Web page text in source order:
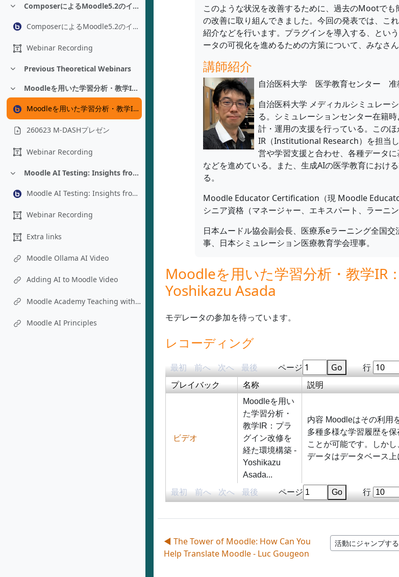
折りたたむ ComposerによるMoodle5.2のインストールと管理 - Adam Jenkins
ComposerによるMoodle5.2のインストールと管理 - Adam Jenkins
Webinar Recording
折りたたむ
Previous Theoretical Webinars
折りたたむ Moodleを用いた学習分析・教学IR：プラグイン改修を経た環境構築 - Yoshikazu Asada
Moodleを用いた学習分析・教学IR：プラグイン改修を経た環境構築 - Yoshikazu Asada
260623 M-DASHプレゼン
Webinar Recording
折りたたむ Moodle AI Testing: Insights from an Instructional Designer’s Perspective - Chad Bousley
Moodle AI Testing: Insights from an Instructional Designer’s Perspective - Chad Bousley
Webinar Recording
Extra links
Moodle Ollama AI Video
Adding AI to Moodle Video
Moodle Academy Teaching with AI Course
Moodle AI Principles
このような状況を改善するために、過去のMootで
の改善に取り組んできました。今回の発表では、こ
紹介などを行います。プラグインを導入する、とい
ータの可視化を進めるための方策について、みなさ
講師紹介
自治医科大学 医学教育センター 准
自治医科大学 メディカルシミュレー
る。シミュレーションセンター在籍
計・運用の支援を行っている。この
IR（Institutional Research）を担当
営や学習支援と合わせ、各種データ
などを進めている。また、生成AIの医学教育におけ
る。
Moodle Educator Certification（現 Moodle
シニア資格（マネージャー、エキスパート、ラーニ
日本ムードル協会副会長、医療系eラーニング全国
事、日本シミュレーション医療教育学会理事。
Moodleを用いた学習分析・教学IR
Yoshikazu Asada
モデレータの参加を待っています。
レコーディング
最初 前へ 次へ 最後 ページ Go 行
プレイバック 名称 説明
最初 前へ 次へ 最後 ページ Go 行
ビデオ
Moodleを用い
た学習分析・
教学IR：プラ
グイン改修を
経た環境構築 -
Yoshikazu
Asada...
内容 Moodleはその利用
多種多様な学習履歴を保
ことが可能です。しか
データはデータベース上
◀︎ The Tower of Moodle: How Can You
Help Translate Moodle - Luc Gougeon
活動にジャンプす